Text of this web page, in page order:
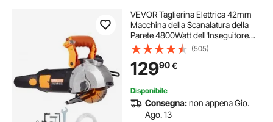
ventilatori parete
libreria a parete industriale
ventilatore a parete
VEVOR Taglierina Elettrica 42mm
Macchina della Scanalatura della
Parete 4800Watt dell'Inseguitore
della Parete ,Stozzatrice da Parete
6000 RPM Nessuna Polvere,
Macchina da Taglio a Parete
(505)
12990€
Disponibile
Consegna:non appena Gio.
Ago. 13